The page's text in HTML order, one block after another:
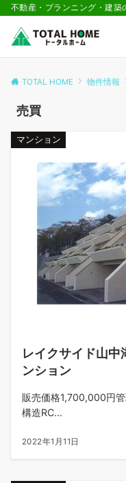
不動産・プランニング・建築
TOTAL HOME 物件情報
売買
マンション
レイクサイド山
ンション
販売価格1,700,000円
構造RC...
2022年1月11日